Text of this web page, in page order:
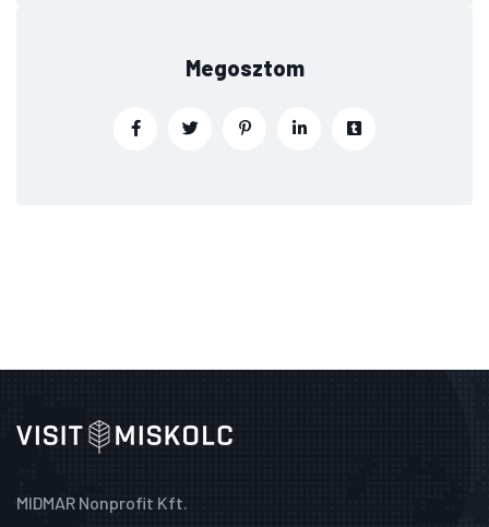
Megosztom
MIDMAR Nonprofit Kft.